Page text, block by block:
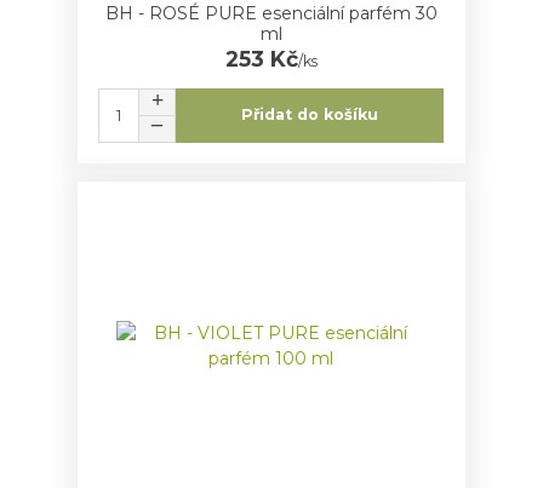
BH - ROSÉ PURE esenciální parfém 30
ml
253 Kč/ks
Přidat do košíku